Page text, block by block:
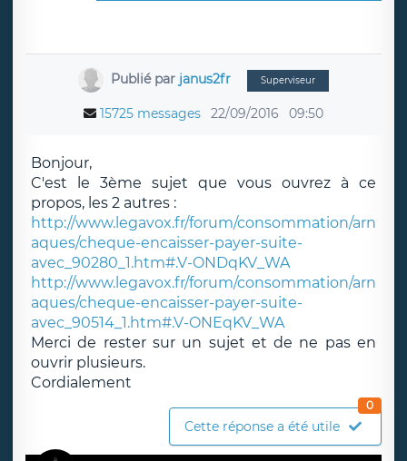
Publié par janus2fr Superviseur
15725 messages 22/09/2016 09:50
Bonjour,
C'est le 3ème sujet que vous ouvrez à ce
propos, les 2 autres :
http://www.legavox.fr/forum/consommation/arn
aques/cheque-encaisser-payer-suite-
avec_90280_1.htm#.V-ONDqKV_WA
http://www.legavox.fr/forum/consommation/arn
aques/cheque-encaisser-payer-suite-
avec_90514_1.htm#.V-ONEqKV_WA
Merci de rester sur un sujet et de ne pas en
ouvrir plusieurs.
Cordialement
Cette réponse a été utile
0